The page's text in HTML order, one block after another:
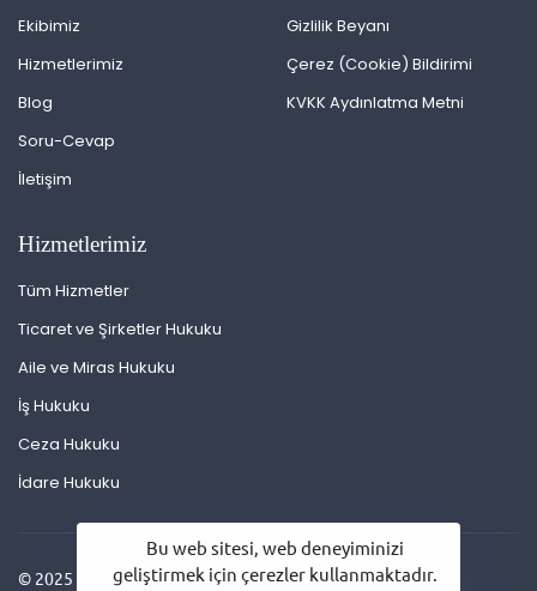
Ekibimiz
Hizmetlerimiz
Blog
Soru-Cevap
İletişim
Gizlilik Beyanı
Çerez (Cookie) Bildirimi
KVKK Aydınlatma Metni
Hizmetlerimiz
Tüm Hizmetler
Ticaret ve Şirketler Hukuku
Aile ve Miras Hukuku
İş Hukuku
Ceza Hukuku
İdare Hukuku
© 2025 Av. Mehmet Ali Bayam. Tüm hakları saklıdır.
Bu web sitesi, web deneyiminizi
geliştirmek için çerezler kullanmaktadır.